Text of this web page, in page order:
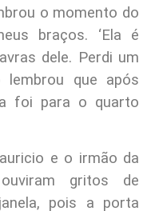
o momento do
braços. ‘Ela é
dele. Perdi um
lembrou que após
foi para o quarto
e o irmão da
gritos de
pois a porta